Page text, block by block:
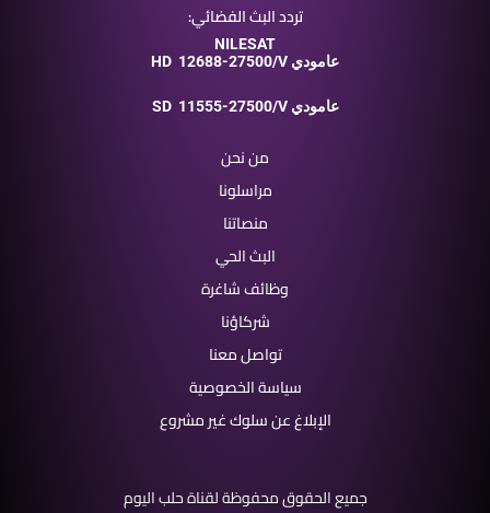
تردد البث الفضائي:
NILESAT
HD
12688-27500/V عامودي
SD 11555-27500/V عامودي
من نحن
مراسلونا
منصاتنا
البث الحي
وظائف شاغرة
شركاؤنا
تواصل معنا
سياسة الخصوصية
الإبلاغ عن سلوك غير مشروع
جميع الحقوق محفوظة لقناة حلب اليوم